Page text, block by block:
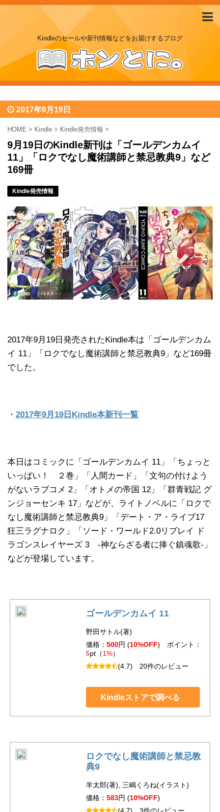
Kindleのセールや新刊情報などをお届けするブログ
2017年9月19日
HOME > Kindle > Kindle発売情報 >
9月19日のKindle新刊は「ゴールデンカムイ
11」「ロクでなし魔術講師と禁忌教典9」など
169冊
Kindle発売情報
2017年9月19日発売されたKindle本は「ゴールデンカム
イ 11」「ロクでなし魔術講師と禁忌教典9」など169冊
でした。
・ 2017年9月19日Kindle本新刊一覧
本日はコミックに「ゴールデンカムイ 11」「ちょっと
いっぱい！ ２巻」「人間カード」「文句の付けよう
がないラブコメ 2」「オトメの帝国 12」「群青戦記 グ
ンジョーセンキ 17」などが、ライトノベルに「ロクで
なし魔術講師と禁忌教典9」「デート・ア・ライブ17
狂三ラグナロク」「ソード・ワールド2.0リプレイ ド
ラゴンスレイヤーズ 3 ‐神ならざる者に捧ぐ鎮魂歌‐」
などが登場しています。
ゴールデンカムイ 11
野田サトル(著)
価格： 500円 (10%OFF) ポイント：
5pt（1%）
(4.7) 20件のレビュー
Kindleストアで調べる
ロクでなし魔術講師と禁忌教
典9
羊太郎(著), 三嶋くろね(イラスト)
価格： 583円 (10%OFF)
(4.7) 3件のレビュー